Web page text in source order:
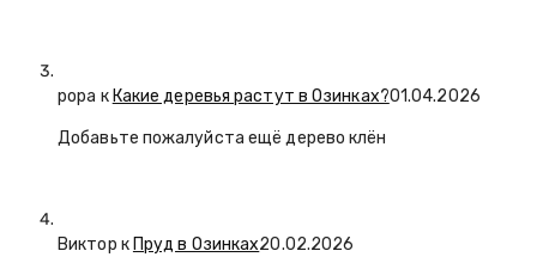
popa кКакие деревья растут в Озинках?01.04.2026
Добавьте пожалуйста ещё дерево клён
Виктор кПруд в Озинках20.02.2026